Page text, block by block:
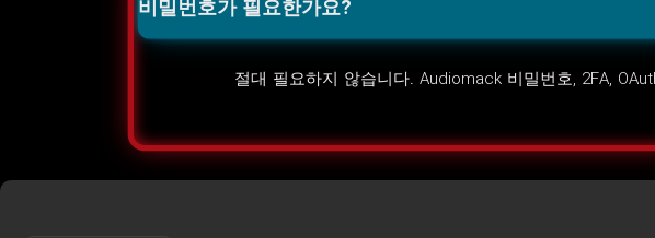
비밀번호가 필요한가요?
절대 필요하지 않습니다. Audiomack 비밀번호, 2FA,